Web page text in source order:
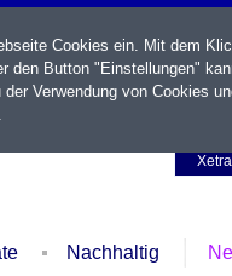
Nachhaltig
Cookies ein. Mit dem
den Button "Einstellungen"
Verwendung von Cookies
.